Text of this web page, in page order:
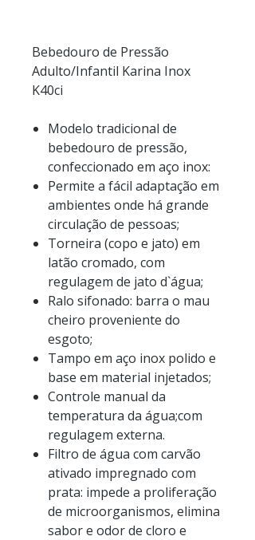
Bebedouro de Pressão
Adulto/Infantil Karina Inox
K40ci
Modelo tradicional de
bebedouro de pressão,
confeccionado em aço inox:
Permite a fácil adaptação em
ambientes onde há grande
circulação de pessoas;
Torneira (copo e jato) em
latão cromado, com
regulagem de jato d`água;
Ralo sifonado: barra o mau
cheiro proveniente do
esgoto;
Tampo em aço inox polido e
base em material injetados;
Controle manual da
temperatura da água;com
regulagem externa.
Filtro de água com carvão
ativado impregnado com
prata: impede a proliferação
de microorganismos, elimina
sabor e odor de cloro e